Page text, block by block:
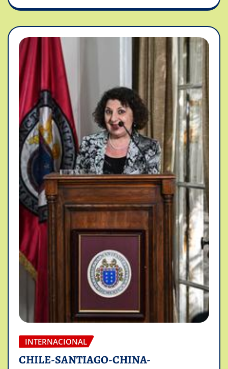
INTERNACIONAL
CHILE-SANTIAGO-CHINA-